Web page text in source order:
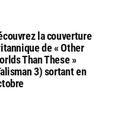
la couverture
de « Other
Than These »
3) sortant en